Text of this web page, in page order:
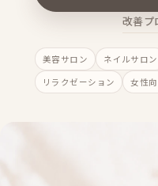
改善
美容サロン ネイルサロン
リラクゼーション
女性